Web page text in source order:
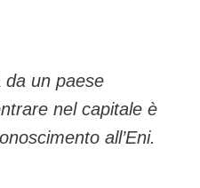
da un paese
nel capitale è
all’Eni.